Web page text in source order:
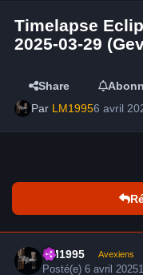
Timelapse
2025-03-29
Share
Par LM19956 avril
LM1995 Avexiens
Posté(e)6 avril 2025